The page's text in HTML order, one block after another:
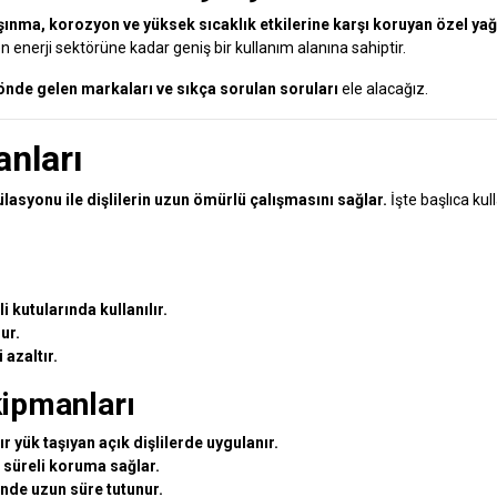
korozyon ve yüksek sıcaklık etkilerine karşı koruyan özel
sektörüne kadar geniş bir kullanım alanına sahiptir.
gelen markaları ve sıkça sorulan soruları ele alacağız.
ile dişlilerin uzun ömürlü çalışmasını sağlar. İşte başlıca
kullanılır.
azaltır.
yük taşıyan açık dişlilerde uygulanır.
süreli koruma sağlar.
uzun süre tutunur.